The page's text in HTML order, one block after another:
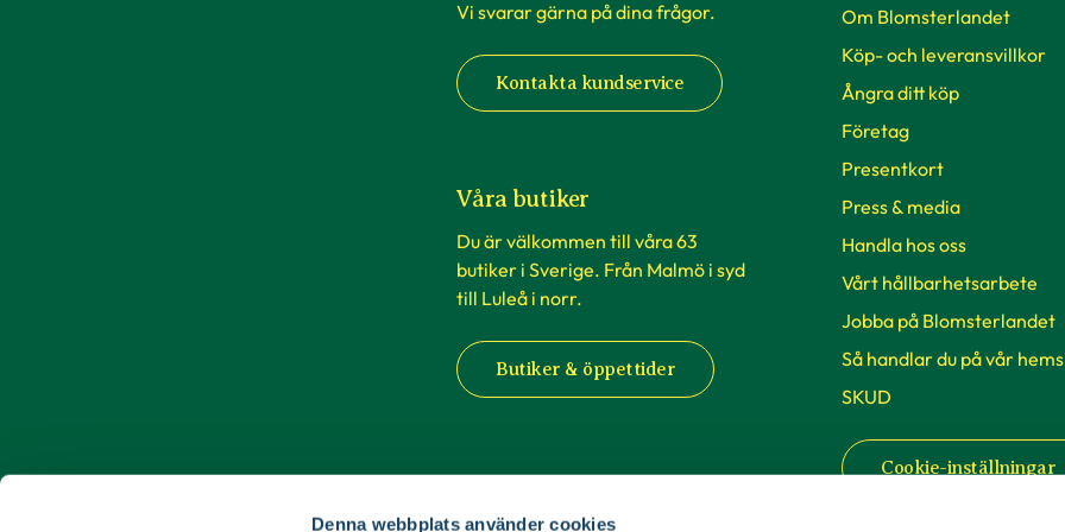
Denna webbplats använder cookies
Vi svarar gärna på dina frågor.
Kontakta kundservice
Våra butiker
Du är välkommen till våra 63
butiker i Sverige. Från Malmö i syd
till Luleå i norr.
Butiker & öppettider
Om Blomsterlandet
Köp- och leveransvillkor
Ångra ditt köp
Företag
Presentkort
Press & media
Handla hos oss
Vårt hållbarhetsarbete
Jobba på Blomsterlandet
Så handlar du på vår
SKUD
Cookie-inställningar